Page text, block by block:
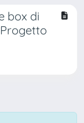
box di